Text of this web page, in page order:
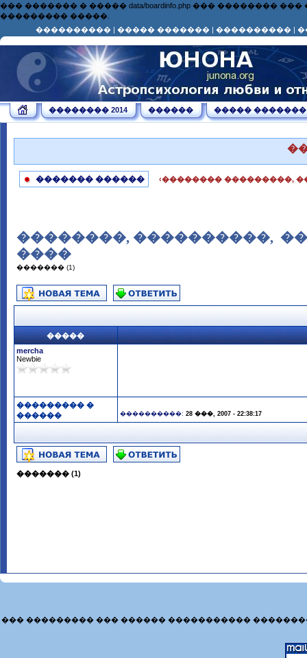
��� ������� � ����� data/boardinfo.php ���
��������� �����.
���������� | ����� ������� | ���������� |
�������� 2014 ������ ����� �������
������� ������ ‹�������� ���������,
��������, ����������,
����
������� (1)
�����
mercha
Newbie
��������� �
������
����������: 28 ���, 2007 - 22:38:17
������� (1)
��� ��������� ��� ������ �����������